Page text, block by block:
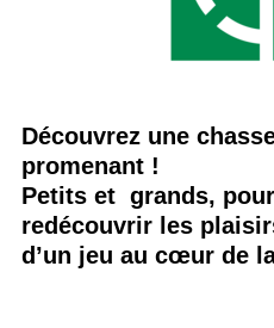
Découvrez une
promenant !
Petits et grands,
redécouvrir les
d’un jeu au cœur de